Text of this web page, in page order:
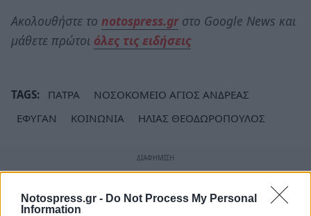
Notospress.gr - Do Not Process My Personal
Information
Ακολουθήστε το notospress.grστο Google News και
μάθετε πρώτοι όλες τις ειδήσεις
TAGS: ΠΑΤΡΑ
ΝΟΣΟΚΟΜΕΙΟ ΑΓΙΟΣ ΑΝΔΡΕΑΣ
ΕΦΥΓΑΝ
ΚΟΙΝΩΝΙΑ ΗΛΙΑΣ ΘΕΟΔΩΡΟΠΟΥΛΟΣ